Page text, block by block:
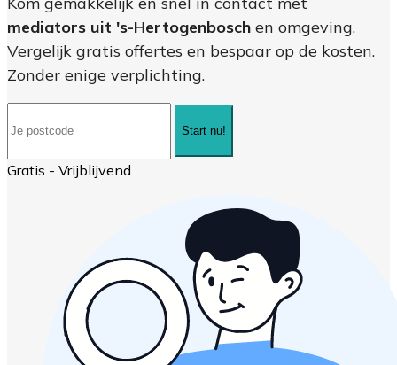
mediators uit 's-Hertogenbosch en omgeving.
Vergelijk gratis offertes en bespaar op de kosten.
Zonder enige verplichting.
Start nu!
Gratis - Vrijblijvend